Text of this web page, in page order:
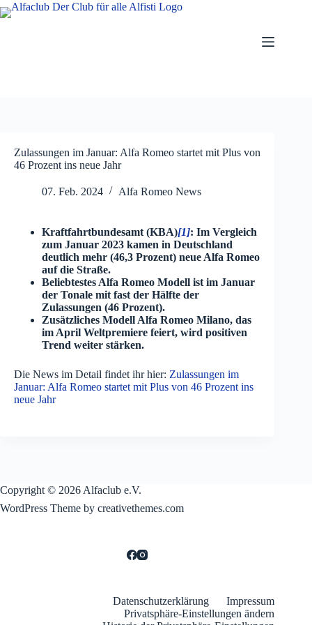
Zum
Inhalt
Zulassungen im Januar: Alfa Romeo startet mit Plus von
46 Prozent ins neue Jahr
07. Feb. 2024 Alfa Romeo News
Kraftfahrtbundesamt (KBA)[1]: Im Vergleich
zum Januar 2023 kamen in Deutschland
deutlich mehr (46,3 Prozent) neue Alfa Romeo
auf die Straße.
Beliebtestes Alfa Romeo Modell ist im Januar
der Tonale mit fast der Hälfte der
Zulassungen (46 Prozent).
Zusätzliches Modell Alfa Romeo Milano, das
im April Weltpremiere feiert, wird positiven
Trend weiter stärken.
Die News im Detail findet ihr hier: Zulassungen im
Januar: Alfa Romeo startet mit Plus von 46 Prozent ins
neue Jahr
Copyright © 2026 Alfaclub e.V.
WordPress Theme by creativethemes.com
Datenschutzerklärung
Impressum
Privatsphäre-Einstellungen ändern